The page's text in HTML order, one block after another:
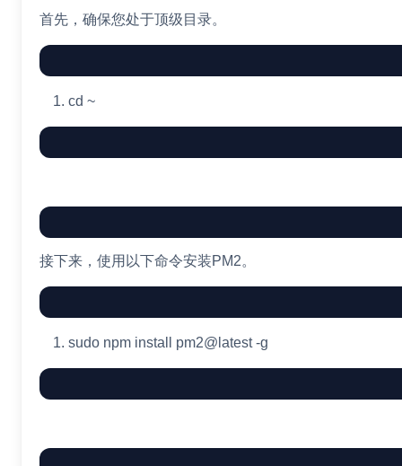
首先，确保您处于顶级目录。
cd ~
接下来，使用以下命令安装PM2。
sudo npm install pm2@latest-g